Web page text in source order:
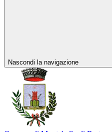
Nascondi la navigazione